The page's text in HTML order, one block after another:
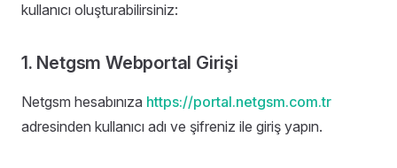
kullanıcı oluşturabilirsiniz:
1. Netgsm Webportal Girişi
Netgsm hesabınıza https://portal.netgsm.com.tr
adresinden kullanıcı adı ve şifreniz ile giriş yapın.